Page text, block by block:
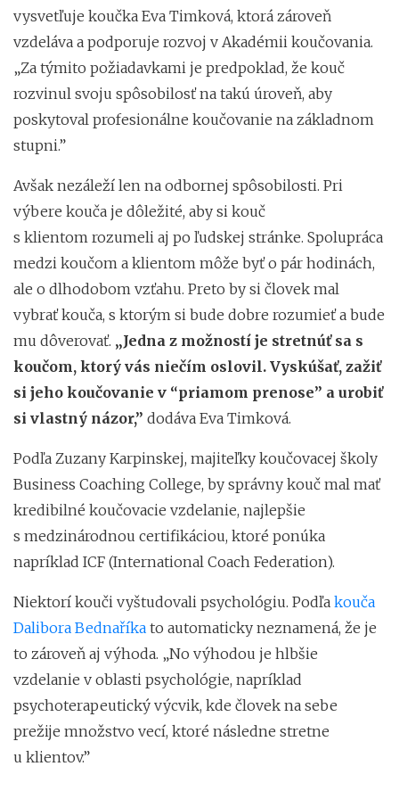
vysvetľuje koučka Eva Timková, ktorá zároveň
vzdeláva a podporuje rozvoj v Akadémii koučovania.
„Za týmito požiadavkami je predpoklad, že kouč
rozvinul svoju spôsobilosť na takú úroveň, aby
poskytoval profesionálne koučovanie na základnom
stupni.”
Avšak nezáleží len na odbornej spôsobilosti. Pri
výbere kouča je dôležité, aby si kouč
s klientom rozumeli aj po ľudskej stránke. Spolupráca
medzi koučom a klientom môže byť o pár hodinách,
ale o dlhodobom vzťahu. Preto by si človek mal
vybrať kouča, s ktorým si bude dobre rozumieť a bude
mu dôverovať. „Jedna z možností je stretnúť sa s
koučom, ktorý vás niečím oslovil. Vyskúšať, zažiť
si jeho koučovanie v “priamom prenose” a urobiť
si vlastný názor,” dodáva Eva Timková.
Podľa Zuzany Karpinskej, majiteľky koučovacej školy
Business Coaching College, by správny kouč mal mať
kredibilné koučovacie vzdelanie, najlepšie
s medzinárodnou certifikáciou, ktoré ponúka
napríklad ICF (International Coach Federation).
Niektorí kouči vyštudovali psychológiu. Podľa kouča
Dalibora Bednaříka to automaticky neznamená, že je
to zároveň aj výhoda. „No výhodou je hlbšie
vzdelanie v oblasti psychológie, napríklad
psychoterapeutický výcvik, kde človek na sebe
prežije množstvo vecí, ktoré následne stretne
u klientov.”